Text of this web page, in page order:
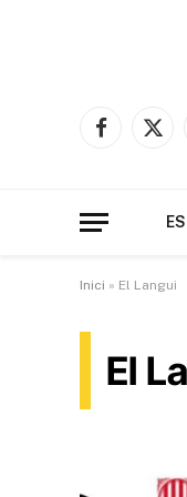
Facebook
X
Inici » El Langui
El